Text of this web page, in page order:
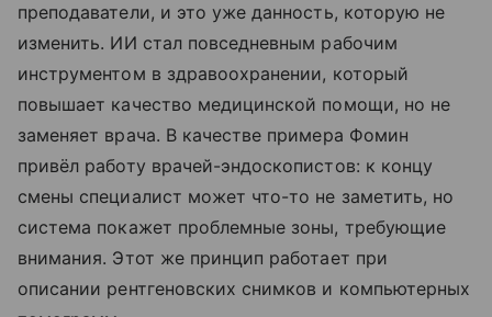
преподаватели, и это уже данность, которую не
изменить. ИИ стал повседневным рабочим
инструментом в здравоохранении, который
повышает качество медицинской помощи, но не
заменяет врача. В качестве примера Фомин
привёл работу врачей-эндоскопистов: к концу
смены специалист может что-то не заметить, но
система покажет проблемные зоны, требующие
внимания. Этот же принцип работает при
описании рентгеновских снимков и компьютерных